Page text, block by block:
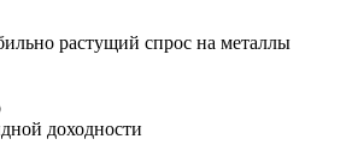
растущий спрос на металлы
доходности